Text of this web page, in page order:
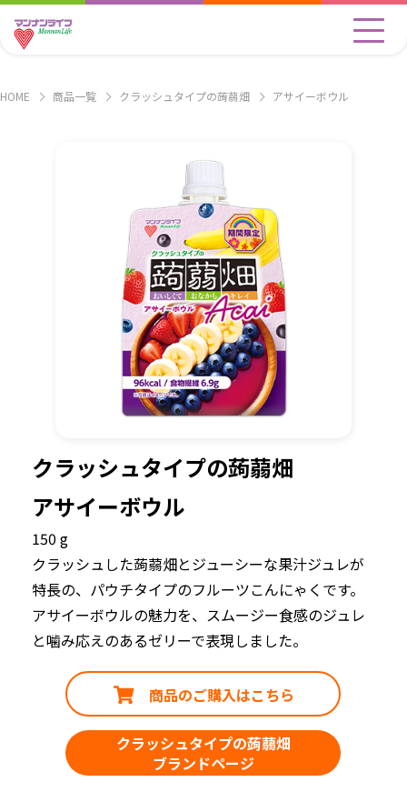
HOME 商品一覧 クラッシュタイプの蒟蒻畑 アサイーボウル
クラッシュタイプの蒟蒻畑
アサイーボウル
150 g
クラッシュした蒟蒻畑とジューシーな果汁ジュレが
特長の、パウチタイプのフルーツこんにゃくです。
アサイーボウルの魅力を、スムージー食感のジュレ
と噛み応えのあるゼリーで表現しました。
商品のご購入はこちら
クラッシュタイプの蒟蒻畑
ブランドページ